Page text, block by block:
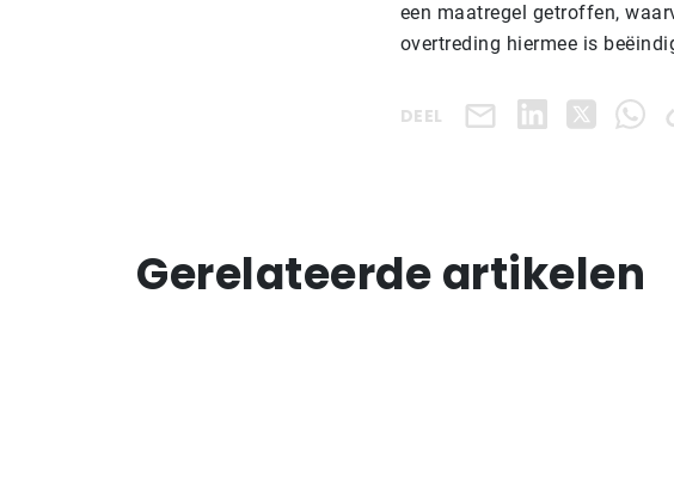
een maatregel getroffen,
overtreding hiermee is
DEEL
Gerelateerde artikelen